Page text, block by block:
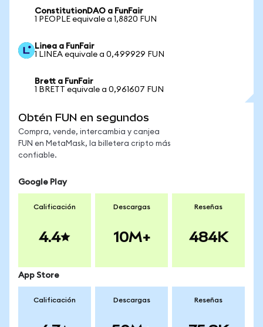
ConstitutionDAO a FunFair
1 PEOPLE equivale a 1,8820 FUN
Linea a FunFair
1 LINEA equivale a 0,499929 FUN
Brett a FunFair
1 BRETT equivale a 0,961607 FUN
Obtén FUN en segundos
Compra, vende, intercambia y canjea
FUN en MetaMask, la billetera cripto más
confiable.
Google Play
Calificación
4.4
Descargas
10M+
Reseñas
484K
App Store
Calificación Descargas Reseñas